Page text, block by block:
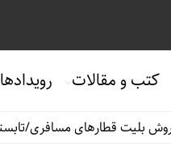
کتب و مقالات رویدادها
قطارهای مسافری/تابستان۱۴۰۵